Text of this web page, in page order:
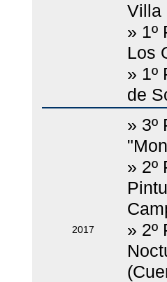
Villa
» 1º
Los
» 1º
de
2017
» 3º
» 2º
» 2º